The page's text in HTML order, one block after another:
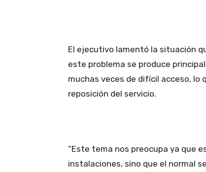
El ejecutivo lamentó la situación
este problema se produce
muchas veces de difícil acceso, lo
reposición del servicio.
“Este tema nos preocupa ya que
instalaciones, sino que el normal